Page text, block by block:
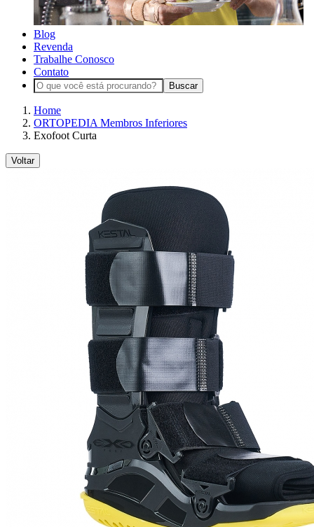
Blog
Revenda
Trabalhe Conosco
Contato
Buscar
Home
ORTOPEDIA Membros Inferiores
Exofoot Curta
Voltar